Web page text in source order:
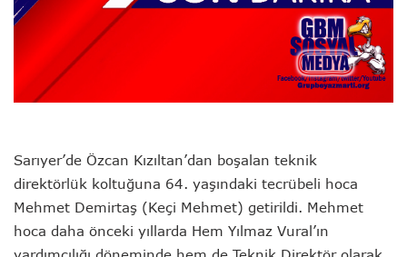
Sarıyer’de Özcan Kızıltan’dan boşalan teknik
direktörlük koltuğuna 64. yaşındaki tecrübeli hoca
Mehmet Demirtaş (Keçi Mehmet) getirildi. Mehmet
hoca daha önceki yıllarda Hem Yılmaz Vural’ın